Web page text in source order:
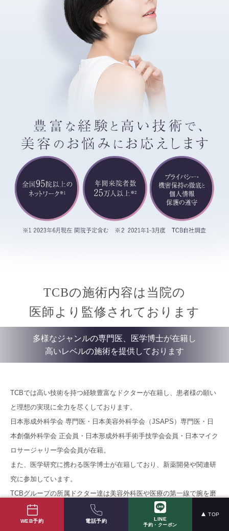
TCBの施術内容は当院の
医師より監修されております
多様なジャンルの専門医、医学博士が在籍し
高いレベルの施術を提供しております
TCBでは高い技術を持つ経験豊富なドクターが在籍し、患者様の願い
と理想の実現に全力を尽くしております。
日本形成外科学会 専門医・日本美容外科学会（JSAPS）専門医・日
本創傷外科学会 正会員・日本形成外科手術手技学会会員・日本マイク
ロサージャリー学会会員が在籍。
また、医学研究に携わる医学博士が在籍しており、新薬開発や関連研
究に参加しています。
TCBグループの所属ドクター達は美容外科医や医療の第一線で腕を磨
いた外科医など高い技量を持ったドクターで常に高いレベルの施術を
提供いたします。
WEB予約 電話予約 LINE
予約・クーポン
TOP